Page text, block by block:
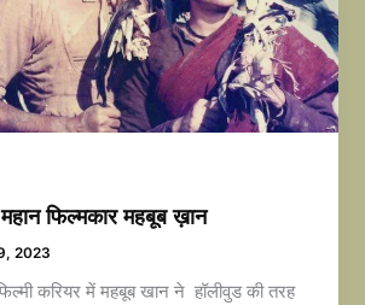
महान फिल्मकार महबूब ख़ान
2023
करियर में महबूब खान ने हॉलीवुड की तरह